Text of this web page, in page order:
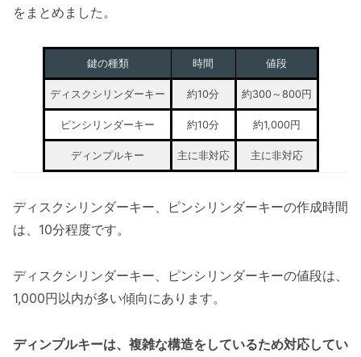
をまとめました。
鍵の種類 時間 値段
ディスクシリンダーキー 約10分 約300～800円
ピンシリンダーキー 約10分 約1,000円
ディンプルキー 主に非対応 主に非対応
ディスクシリンダーキー、ピンシリンダーキーの作成時間
は、10分程度です。
ディスクシリンダーキー、ピンシリンダーキーの値段は、
1,000円以内が多い傾向にあります。
ディンプルキーは、複雑な構造をしているため対応してい